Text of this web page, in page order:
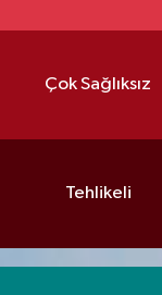
Çok Sağlıksız
Tehlikeli